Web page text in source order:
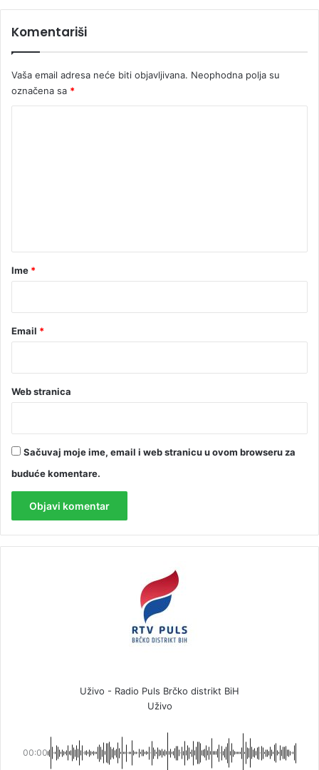
Komentariši
Vaša email adresa neće biti objavljivana. Neophodna polja su
označena sa *
rIme *
Email *
Web stranica
Sačuvaj moje ime, email i web stranicu u ovom browseru za
buduće komentare.
Uživo - Radio Puls Brčko distrikt BiH
Uživo
00:00